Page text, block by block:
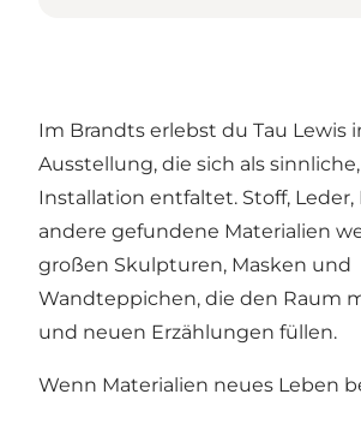
Im Brandts erlebst du Tau Lewis
Ausstellung, die sich als
Installation entfaltet. Stoff,
andere gefundene Materialien
großen Skulpturen, Masken und
Wandteppichen, die den Raum
und neuen Erzählungen füllen.
Wenn Materialien neues Leben